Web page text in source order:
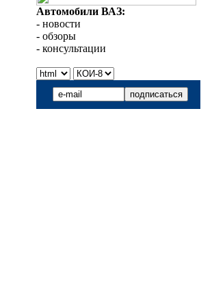
Автомобили ВАЗ:
- новости
- обзоры
- консультации